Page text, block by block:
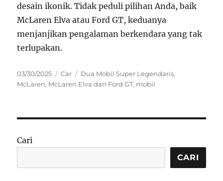
desain ikonik. Tidak peduli pilihan Anda, baik
McLaren Elva atau Ford GT, keduanya
menjanjikan pengalaman berkendara yang tak
terlupakan.
Posted
on
03/30/2025 Categories
Car Tags
Dua Mobil Super Legendaris,
McLaren, McLaren Elva dan Ford GT, mobil
Cari
CARI